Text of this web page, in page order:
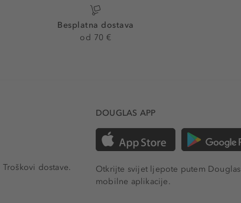
Besplatna dostava
od 70 €
Troškovi dostave.
DOUGLAS APP
Otkrijte svijet ljepote putem Douglas
mobilne aplikacije.